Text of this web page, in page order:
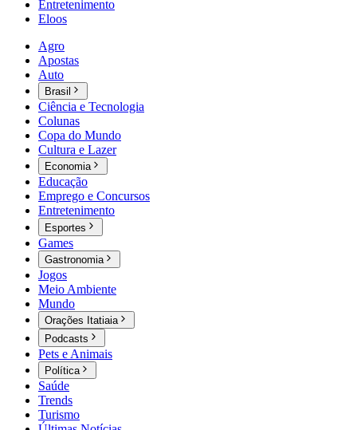
Entretenimento
Eloos
Agro
Apostas
Auto
Brasil
Ciência e Tecnologia
Colunas
Copa do Mundo
Cultura e Lazer
Economia
Educação
Emprego e Concursos
Entretenimento
Esportes
Games
Gastronomia
Jogos
Meio Ambiente
Mundo
Orações Itatiaia
Podcasts
Pets e Animais
Política
Saúde
Trends
Turismo